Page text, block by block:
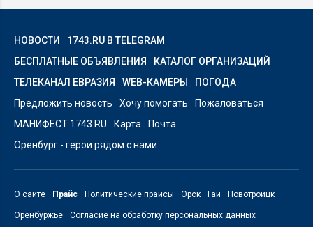
НОВОСТИ
1743.RU В TELEGRAM
БЕСПЛАТНЫЕ ОБЪЯВЛЕНИЯ
КАТАЛОГ ОРГАНИЗАЦИЙ
ТЕЛЕКАНАЛ ЕВРАЗИЯ
WEB-КАМЕРЫ
ПОГОДА
Предложить новость
Хочу помогать
Пожаловаться
МАНИФЕСТ 1743.RU
Карта
Почта
Оренбург - герои рядом с нами
О сайте Прайс Политические прайсы Орск Гай Новотроицк
Оренбуржье Согласие на обработку персональных данных